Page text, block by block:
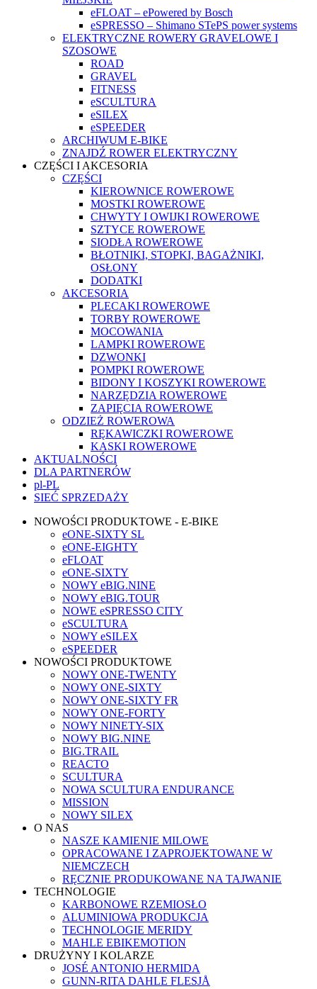
eFLOAT – ePowered by Bosch
eSPRESSO – Shimano STePS power systems
ELEKTRYCZNE ROWERY GRAVELOWE I
SZOSOWE
ROAD
GRAVEL
FITNESS
eSCULTURA
eSILEX
eSPEEDER
ARCHIWUM E-BIKE
ZNAJDŹ ROWER ELEKTRYCZNY
CZĘŚCI I AKCESORIA
CZĘŚCI
KIEROWNICE ROWEROWE
MOSTKI ROWEROWE
CHWYTY I OWIJKI ROWEROWE
SZTYCE ROWEROWE
SIODŁA ROWEROWE
BŁOTNIKI, STOPKI, BAGAŻNIKI,
OSŁONY
DODATKI
AKCESORIA
PLECAKI ROWEROWE
TORBY ROWEROWE
MOCOWANIA
LAMPKI ROWEROWE
DZWONKI
POMPKI ROWEROWE
BIDONY I KOSZYKI ROWEROWE
NARZĘDZIA ROWEROWE
ZAPIĘCIA ROWEROWE
ODZIEŻ ROWEROWA
RĘKAWICZKI ROWEROWE
KASKI ROWEROWE
AKTUALNOŚCI
DLA PARTNERÓW
pl-PL
SIEĆ SPRZEDAŻY
NOWOŚCI PRODUKTOWE - E-BIKE
eONE-SIXTY SL
eONE-EIGHTY
eFLOAT
eONE-SIXTY
NOWY eBIG.NINE
NOWY eBIG.TOUR
NOWE eSPRESSO CITY
eSCULTURA
NOWY eSILEX
eSPEEDER
NOWOŚCI PRODUKTOWE
NOWY ONE-TWENTY
NOWY ONE-SIXTY
NOWY ONE-SIXTY FR
NOWY ONE-FORTY
NOWY NINETY-SIX
NOWY BIG.NINE
BIG.TRAIL
REACTO
SCULTURA
NOWA SCULTURA ENDURANCE
MISSION
NOWY SILEX
O NAS
NASZE KAMIENIE MILOWE
OPRACOWANE I ZAPROJEKTOWANE W
NIEMCZECH
RĘCZNIE PRODUKOWANE NA TAJWANIE
TECHNOLOGIE
KARBONOWE RZEMIOSŁO
ALUMINIOWA PRODUKCJA
TECHNOLOGIE MERIDY
MAHLE EBIKEMOTION
DRUŻYNY I KOLARZE
JOSÉ ANTONIO HERMIDA
GUNN-RITA DAHLE FLESJÅ